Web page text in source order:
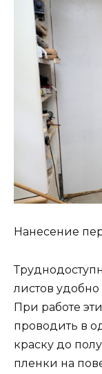
Нанесение
листов
При работе
проводить в
краску до
пленки на